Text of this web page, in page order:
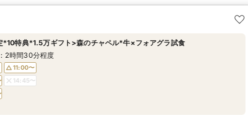
*10特典*1.5万ギフト>森のチャペル*牛×フォアグラ試食
2時間30分程度
11:00〜
14:45〜